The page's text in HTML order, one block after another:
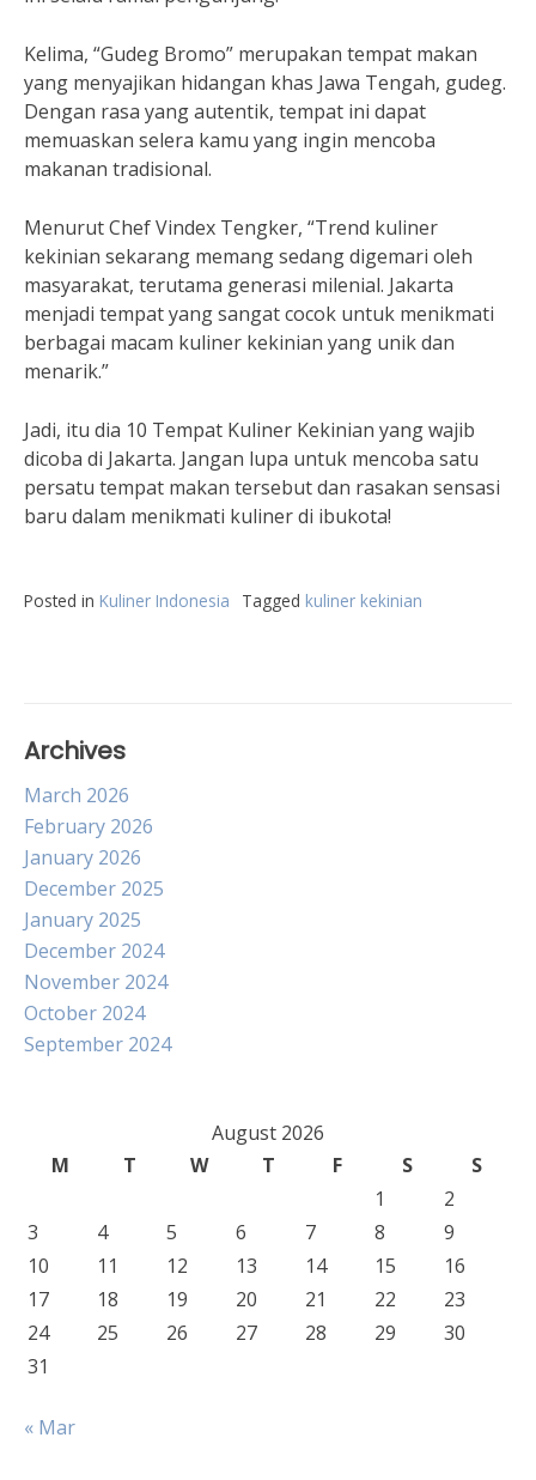
Kelima, “Gudeg Bromo” merupakan tempat makan
yang menyajikan hidangan khas Jawa Tengah, gudeg.
Dengan rasa yang autentik, tempat ini dapat
memuaskan selera kamu yang ingin mencoba
makanan tradisional.
Menurut Chef Vindex Tengker, “Trend kuliner
kekinian sekarang memang sedang digemari oleh
masyarakat, terutama generasi milenial. Jakarta
menjadi tempat yang sangat cocok untuk menikmati
berbagai macam kuliner kekinian yang unik dan
menarik.”
Jadi, itu dia 10 Tempat Kuliner Kekinian yang wajib
dicoba di Jakarta. Jangan lupa untuk mencoba satu
persatu tempat makan tersebut dan rasakan sensasi
baru dalam menikmati kuliner di ibukota!
Posted in Kuliner Indonesia Tagged kuliner kekinian
Archives
March 2026
February 2026
January 2026
December 2025
January 2025
December 2024
November 2024
October 2024
September 2024
August 2026
M
T W T F S
S
1
2
3
4 5 6 7 8
9
10
11 12 13 14 15
16
17
18 19 20 21 22
23
24
25 26 27 28 29
30
31
« Mar